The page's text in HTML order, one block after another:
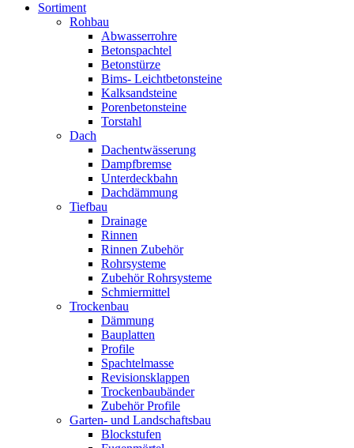
Sortiment
Rohbau
Abwasserrohre
Betonspachtel
Betonstürze
Bims- Leichtbetonsteine
Kalksandsteine
Porenbetonsteine
Torstahl
Dach
Dachentwässerung
Dampfbremse
Unterdeckbahn
Dachdämmung
Tiefbau
Drainage
Rinnen
Rinnen Zubehör
Rohrsysteme
Zubehör Rohrsysteme
Schmiermittel
Trockenbau
Dämmung
Bauplatten
Profile
Spachtelmasse
Revisionsklappen
Trockenbaubänder
Zubehör Profile
Garten- und Landschaftsbau
Blockstufen